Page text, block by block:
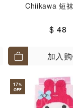
Chiikawa 短
$ 48
加入
17%
OFF